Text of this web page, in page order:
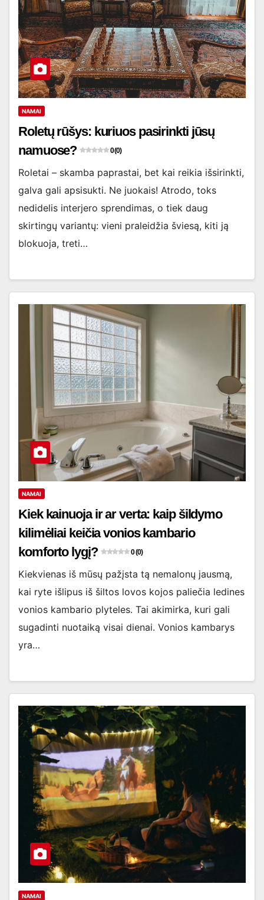
NAMAI
Roletų rūšys: kuriuos pasirinkti jūsų
namuose?
0 (0)
Roletai – skamba paprastai, bet kai reikia išsirinkti,
galva gali apsisukti. Ne juokais! Atrodo, toks
nedidelis interjero sprendimas, o tiek daug
skirtingų variantų: vieni praleidžia šviesą, kiti ją
blokuoja, treti…
NAMAI
Kiek kainuoja ir ar verta: kaip šildymo
kilimėliai keičia vonios kambario
komforto lygį?
0 (0)
Kiekvienas iš mūsų pažįsta tą nemalonų jausmą,
kai ryte išlipus iš šiltos lovos kojos paliečia ledines
vonios kambario plyteles. Tai akimirka, kuri gali
sugadinti nuotaiką visai dienai. Vonios kambarys
yra…
NAMAI